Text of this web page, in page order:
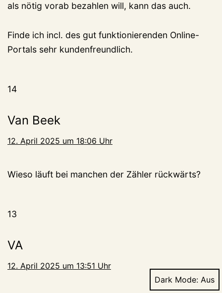
als nötig vorab bezahlen will, kann das auch.
Finde ich incl. des gut funktionierenden Online-
Portals sehr kundenfreundlich.
14
Van Beek
12. April 2025 um 18:06 Uhr
Wieso läuft bei manchen der Zähler rückwärts?
13
VA
12. April 2025 um 13:51 Uhr
Dark Mode: